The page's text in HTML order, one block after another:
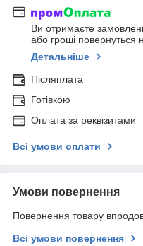
Ви отримаєте
або гроші повернуться
Детальніше
Післяплата
Готівкою
Оплата за реквізитами
Всі умови оплати
Умови повернення
Повернення товару
Всі умови повернення